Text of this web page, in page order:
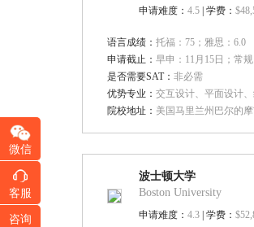
申请难度：4.5 | 学费：
语言成绩：托福：75；雅思：6.0
申请截止：早申：11月15日；常
是否需要SAT：非必需
优势专业：交互设计、平面设计
院校地址： 美国马里兰州巴尔的
波士顿大学
Boston University
申请难度：4.3 | 学费：
微信
客服
咨询